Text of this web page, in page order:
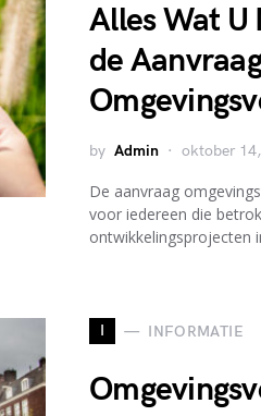
Alles Wat U
de Aanvraag
by Admin oktober
De aanvraag
voor iedereen die
ontwikkelingsprojecten
I INFORMATIE